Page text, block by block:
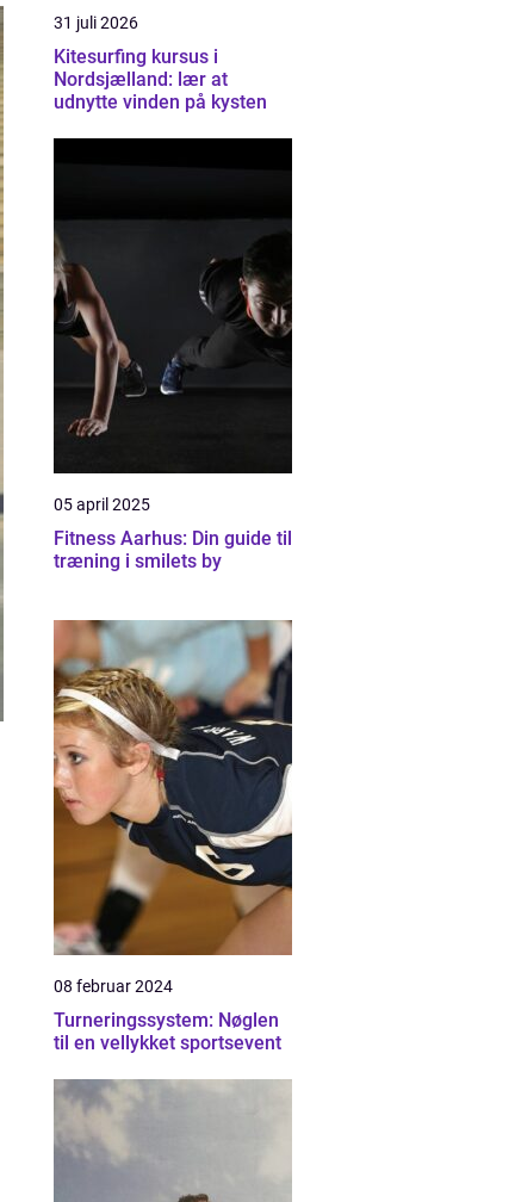
31 juli 2026
Kitesurfing kursus i
Nordsjælland: lær at
udnytte vinden på kysten
05 april 2025
Fitness Aarhus: Din guide til
træning i smilets by
08 februar 2024
Turneringssystem: Nøglen
til en vellykket sportsevent